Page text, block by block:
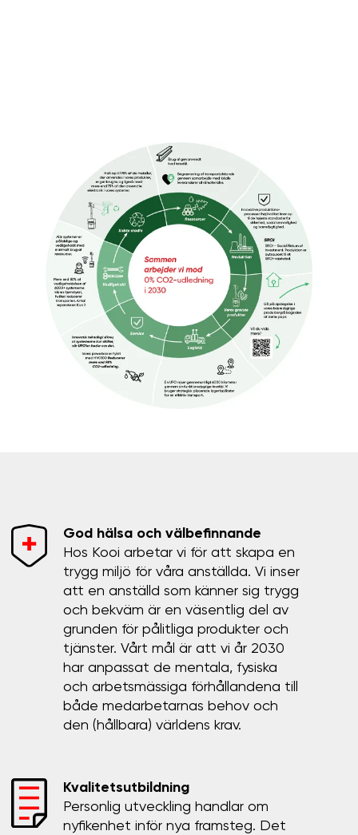
God hälsa och välbefinnande
Hos Kooi arbetar vi för att skapa en
trygg miljö för våra anställda. Vi inser
att en anställd som känner sig trygg
och bekväm är en väsentlig del av
grunden för pålitliga produkter och
tjänster. Vårt mål är att vi år 2030
har anpassat de mentala, fysiska
och arbetsmässiga förhållandena till
både medarbetarnas behov och
den (hållbara) världens krav.
Kvalitetsutbildning
Personlig utveckling handlar om
nyfikenhet inför nya framsteg. Det